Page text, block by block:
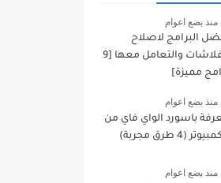
منذ بضع اعوام
البرامج لاصلاح
الفلاشات والتعامل معها [9
مميزة]
منذ بضع اعوام
باسورد الواي فاي من
(4 طرق مجربة)
منذ بضع اعوام